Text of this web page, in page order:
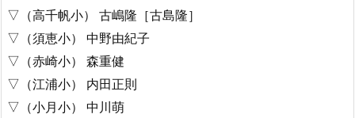
▽（高千帆小） 古嶋隆［古島隆］
▽（須恵小） 中野由紀子
▽（赤崎小） 森重健
▽（江浦小） 内田正則
▽（小月小） 中川萌